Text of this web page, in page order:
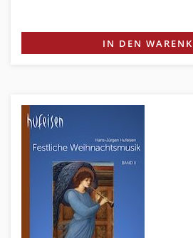
IN DEN